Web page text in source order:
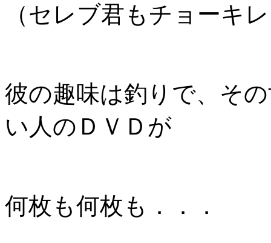
（セレブ君もチョーキ
彼の趣味は釣りで、そ
い人のＤＶＤが
何枚も何枚も．．．